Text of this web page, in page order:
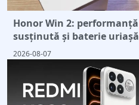
Honor Win 2: performanță
susținută și baterie uriașă
2026-08-07